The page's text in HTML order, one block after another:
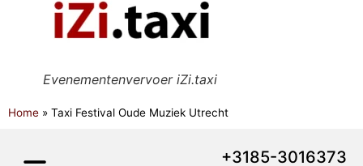
Evenementenvervoer iZi.taxi
Home » Taxi Festival Oude Muziek Utrecht
+3185-3016373